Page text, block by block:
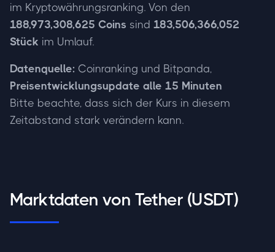
im Kryptowährungsranking. Von den
188,973,308,625 Coins sind 183,506,366,052
Stück im Umlauf.
Datenquelle: Coinranking und Bitpanda,
Preisentwicklungsupdate alle 15 Minuten
Bitte beachte, dass sich der Kurs in diesem
Zeitabstand stark verändern kann.
Marktdaten von Tether (USDT)